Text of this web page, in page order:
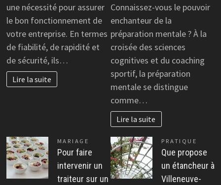
une nécessité pour assurer
le bon fonctionnement de
votre entreprise. En termes
de fiabilité, de rapidité et
de sécurité, ils…
Lire la suite
Connaissez-vous le pouvoir
enchanteur de la
préparation mentale ? À la
croisée des sciences
cognitives et du coaching
sportif, la préparation
mentale se distingue
comme…
Lire la suite
MARIAGE
Pour faire
intervenir un
traiteur sur un
PRATIQUE
Que propose
un étancheur à
Villeneuve-